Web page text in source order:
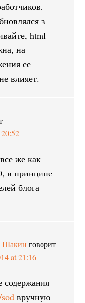
в
html
на
ее
влияет.
же как
в принципе
блога
Шакин говорит
at 21:16
содержания
вручную